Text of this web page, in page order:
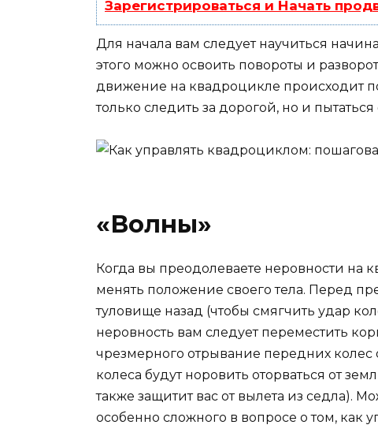
Зарегистрироваться и Начать
Для начала вам следует научиться
этого можно освоить повороты и
движение на квадроцикле происходит
только следить за дорогой, но и пытаться
«Волны»
Когда вы преодолеваете неровности на
менять положение своего тела. Перед
туловище назад (чтобы смягчить удар
неровность вам следует переместить
чрезмерного отрывание передних колес
колеса будут норовить оторваться от
также защитит вас от вылета из седла).
особенно сложного в вопросе о том, как